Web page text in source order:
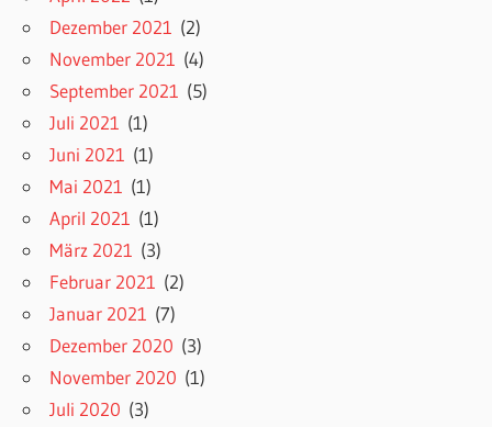
Dezember 2021 (2)
November 2021 (4)
September 2021 (5)
Juli 2021 (1)
Juni 2021 (1)
Mai 2021 (1)
April 2021 (1)
März 2021 (3)
Februar 2021 (2)
Januar 2021 (7)
Dezember 2020 (3)
November 2020 (1)
Juli 2020 (3)